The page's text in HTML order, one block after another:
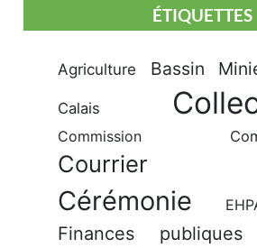
ÉTIQUETTES
Agriculture Bassin
Calais
Commission
Courrier
Cérémonie
Finances publiques